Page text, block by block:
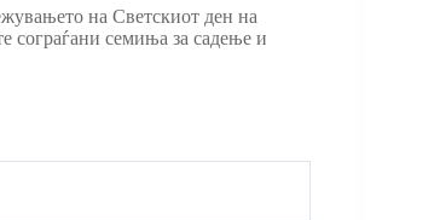
на Светскиот ден на
семиња за садење и